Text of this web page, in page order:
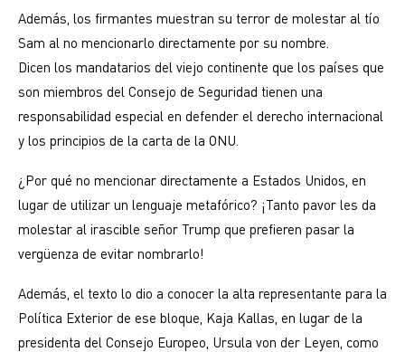
Además, los firmantes muestran su terror de molestar al tío
Sam al no mencionarlo directamente por su nombre.
Dicen los mandatarios del viejo continente que los países que
son miembros del Consejo de Seguridad tienen una
responsabilidad especial en defender el derecho internacional
y los principios de la carta de la ONU.
¿Por qué no mencionar directamente a Estados Unidos, en
lugar de utilizar un lenguaje metafórico? ¡Tanto pavor les da
molestar al irascible señor Trump que prefieren pasar la
vergüenza de evitar nombrarlo!
Además, el texto lo dio a conocer la alta representante para la
Política Exterior de ese bloque, Kaja Kallas, en lugar de la
presidenta del Consejo Europeo, Ursula von der Leyen, como